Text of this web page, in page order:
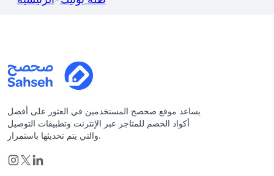
يساعد موقع صحصح المستخدمين في العثور على أفضل
أكواد الخصم للمتاجر عبر الإنترنت وتطبيقات التوصيل
والتي يتم تحديثها باستمرار.